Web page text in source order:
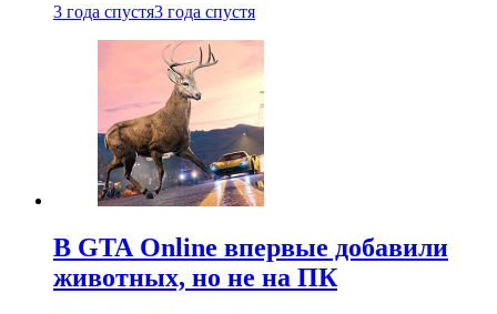
3 года спустя3 года спустя
В GTA Online впервые добавили
животных, но не на ПК